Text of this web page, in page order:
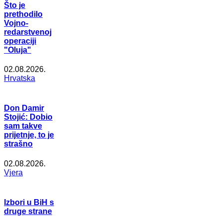
Što je
prethodilo
Vojno-
redarstvenoj
operaciji
"Oluja"
02.08.2026.
Hrvatska
Don Damir
Stojić: Dobio
sam takve
prijetnje, to je
strašno
02.08.2026.
Vjera
Izbori u BiH s
druge strane